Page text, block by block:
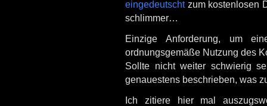
eingedeutschtzum kostenlosen
schlimmer…
Einzige Anforderung, um
ordnungsgemäße Nutzung des
Sollte nicht weiter schwierig
genauestens beschrieben, was
Ich zitiere hier mal